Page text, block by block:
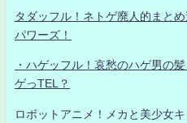
タダッフル！ネトゲ廃人的まと
パワーズ！
・ハゲッフル！哀愁のハゲ男の
ゲっTEL？
ロボットアニメ！メカと美少女